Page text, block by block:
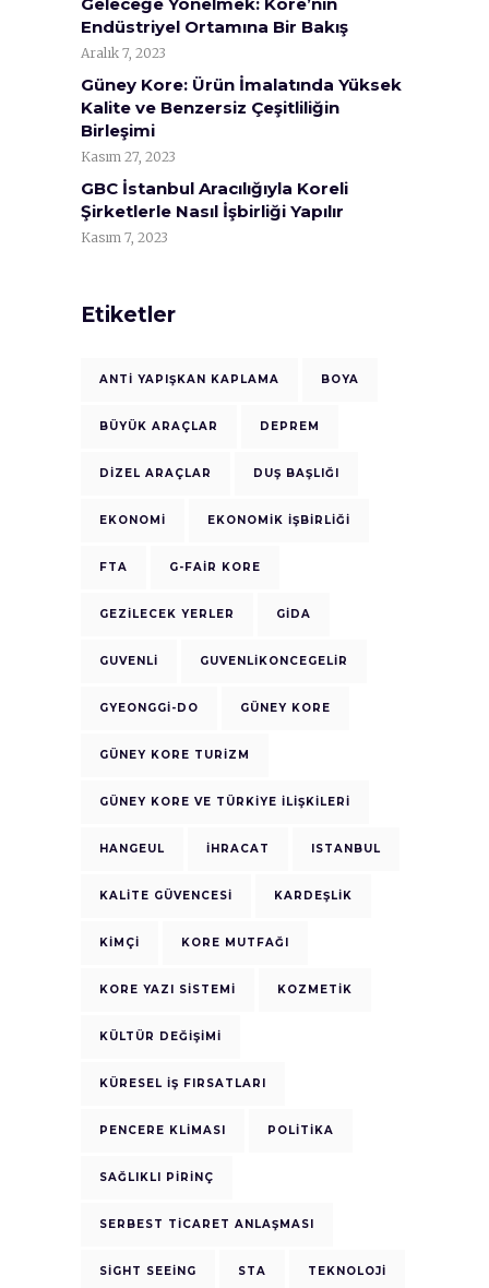
Endüstriyel Ortamına Bir Bakış
Aralık 7, 2023
Güney Kore: Ürün İmalatında Yüksek
Kalite ve Benzersiz Çeşitliliğin
Birleşimi
Kasım 27, 2023
GBC İstanbul Aracılığıyla Koreli
Şirketlerle Nasıl İşbirliği Yapılır
Kasım 7, 2023
Etiketler
ANTI YAPIŞKAN KAPLAMA BOYA
BÜYÜK ARAÇLAR DEPREM
DIZEL ARAÇLAR DUŞ BAŞLIĞI
EKONOMI EKONOMIK IŞBIRLIĞI
FTA G-FAIR KORE
GEZILECEK YERLER GIDA
GUVENLI GUVENLIKONCEGELIR
GYEONGGI-DO GÜNEY KORE
GÜNEY KORE TURIZM
GÜNEY KORE VE TÜRKIYE ILIŞKILERI
HANGEUL IHRACAT ISTANBUL
KALITE GÜVENCESI KARDEŞLIK
KIMÇI KORE MUTFAĞI
KORE YAZI SISTEMI KOZMETIK
KÜLTÜR DEĞIŞIMI
KÜRESEL İŞ FIRSATLARI
PENCERE KLIMASI POLITIKA
SAĞLIKLI PIRINÇ
SERBEST TICARET ANLAŞMASI
SIGHT SEEING STA TEKNOLOJI